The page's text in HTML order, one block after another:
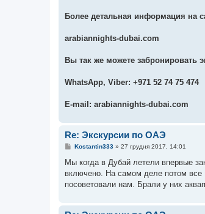
Более детальная информация на
arabiannights-dubai.com
Вы так же можете забронировать
WhatsApp, Viber: +971 52 74 75 474
E-mail: arabiannights-dubai.com
Re: Экскурсии по ОАЭ
П
в
д
о
е
Kostantin333» 27 грудня 2017, 14:01
Мы когда в Дубай летели впервые
включено. На самом деле потом все
посоветовали нам. Брали у них